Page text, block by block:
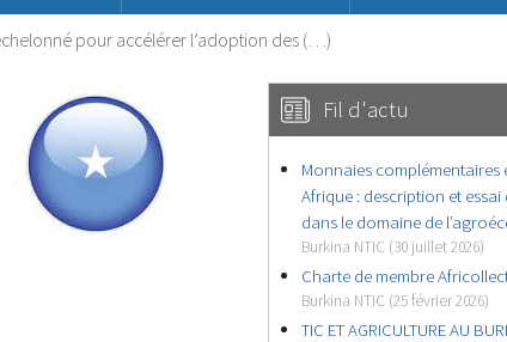
pour accélérer l’adoption des (…)
Fil d'actu
Monnaies complémentaires
Afrique : description et
dans le domaine de
Burkina NTIC (30 juillet 2026)
Charte de membre
Burkina NTIC (25 février 2026)
TIC ET AGRICULTURE AU